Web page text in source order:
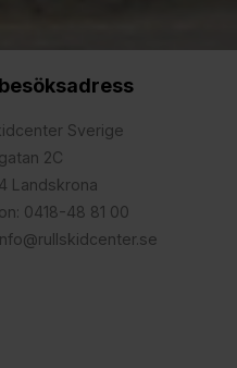
Sverige
2C
Landskrona
0418-48 81 00